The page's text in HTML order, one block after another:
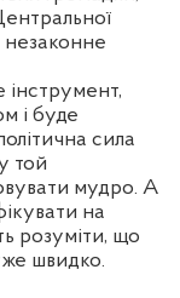
незаконне
і буде
сила
той
мудро. А
на
розуміти, що
швидко.